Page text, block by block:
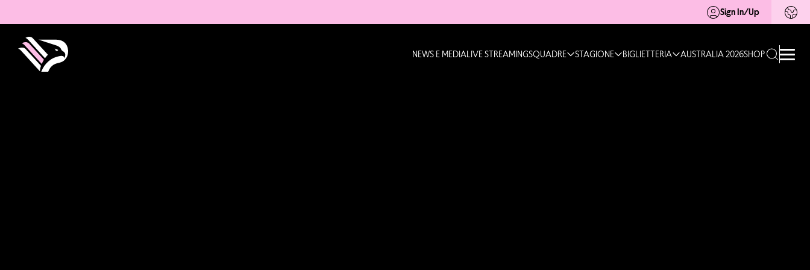
Sign In/Up
NEWS E MEDIALIVE STREAMINGSQUADRE STAGIONE BIGLIETTERIA AUSTRALIA 2026SHOP